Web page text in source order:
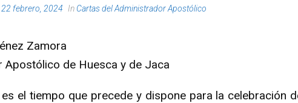
22 febrero, 2024 In Cartas del Administrador Apostólico
Zamora
Apostólico de Huesca y de Jaca
el tiempo que precede y dispone para la celebración